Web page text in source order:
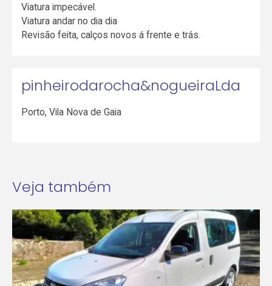
Viatura impecável.
Viatura andar no dia dia
Revisão feita, calços novos á frente e trás.
pinheirodarocha&nogueiraLda
Porto,Vila Nova de Gaia
Veja também